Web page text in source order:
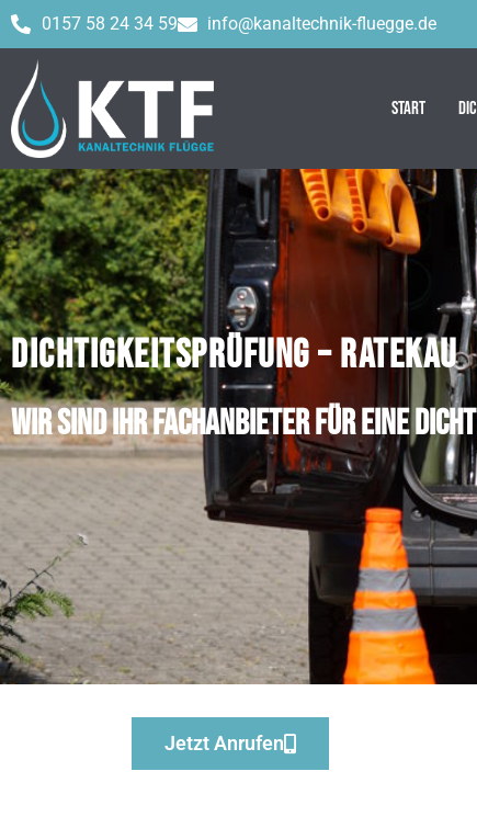
0157 58 24 34 59 info@kanaltechnik-fluegge.de
Start
DICHTIGKEITSPRÜFUNG – RATEKAU
Wir sind Ihr Fachanbieter für eine
Jetzt Anrufen